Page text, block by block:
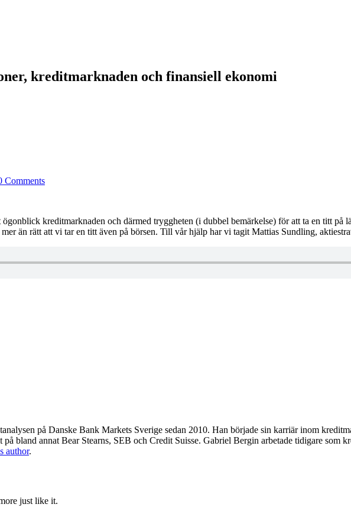
kreditmarknaden och finansiell ekonomi
Comments
kreditmarknaden och därmed tryggheten (i dubbel bemärkelse) för att ta en titt på
än rätt att vi tar en titt även på börsen. Till vår hjälp har vi tagit Mattias Sundling,
på Danske Bank Markets Sverige sedan 2010. Han började sin karriär inom
bland annat Bear Stearns, SEB och Credit Suisse. Gabriel Bergin arbetade tidigare som
author.
just like it.